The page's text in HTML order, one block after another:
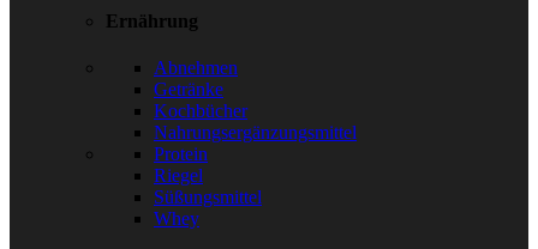
Ernährung
Abnehmen
Getränke
Kochbücher
Nahrungsergänzungsmittel
Protein
Riegel
Süßungsmittel
Whey